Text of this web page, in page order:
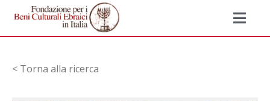
< Torna alla ricerca